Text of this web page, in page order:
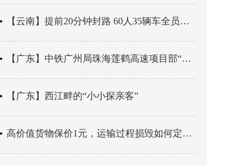
【云南】提前20分钟封路 60人35辆车全员平安
【广东】中铁广州局珠海莲鹤高速项目部“靶向施训”筑牢应急处置防线
【广东】西江畔的“小小探亲客”
高价值货物保价1元，运输过程损毁如何定责？